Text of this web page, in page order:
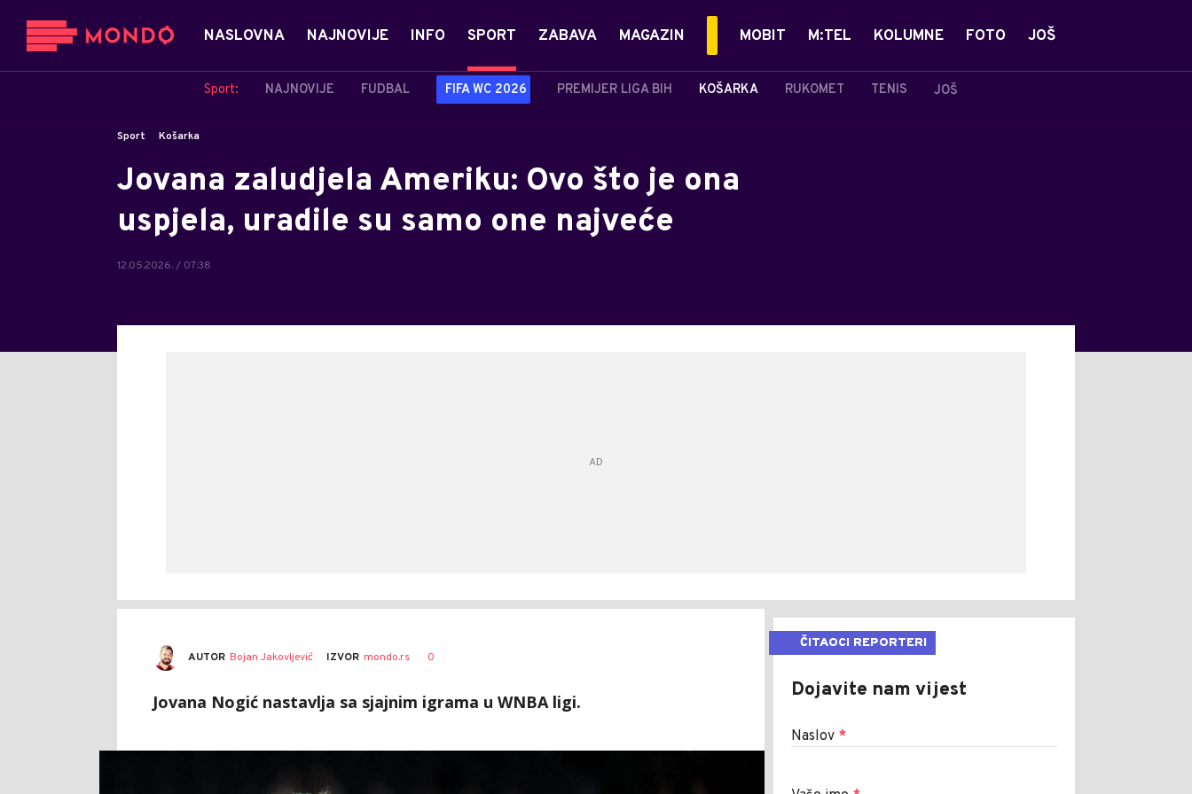
NASLOVNA NAJNOVIJE INFO SPORT
Sport: NAJNOVIJE FUDBAL FIFA WC 2026 PREMIJER LIGA BIH KOŠARKA RUKOMET TENIS JOŠ
ZABAVA MAGAZIN MOBIT M:TEL KOLUMNE FOTO JOŠ
Sport Košarka
Jovana zaludjela Ameriku: Ovo što je ona
uspjela, uradile su samo one najveće
12.05.2026. / 07:38
AUTOR Bojan Jakovljević IZVOR mondo.rs 0
Jovana Nogić nastavlja sa sjajnim igrama u WNBA ligi.
ČITAOCI REPORTERI
Dojavite nam vijest
Naslov *